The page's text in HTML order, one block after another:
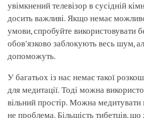
увімкнений телевізор в сусідній
досить важливі. Якщо немає
умови, спробуйте використовувати
обов'язково заблокують весь шум,
допоможуть.
У багатьох із нас немає такої
для медитації. Тоді можна
вільний простір. Можна медитувати
не проблема. Більшість тибетців, що